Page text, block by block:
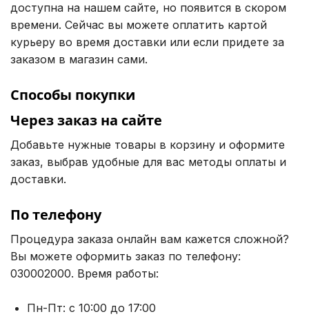
доступна на нашем сайте, но появится в скором
времени. Сейчас вы можете оплатить картой
курьеру во время доставки или если придете за
заказом в магазин сами.
Способы покупки
Через заказ на сайте
Добавьте нужные товары в корзину и оформите
заказ, выбрав удобные для вас методы оплаты и
доставки.
По телефону
Процедура заказа онлайн вам кажется сложной?
Вы можете оформить заказ по телефону:
030002000. Время работы:
Пн-Пт: с 10:00 до 17:00